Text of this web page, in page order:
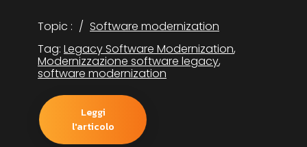
Topic :
Software modernization
Tag: Legacy Software Modernization,
Modernizzazione software legacy,
software modernization
Leggi
l'articolo